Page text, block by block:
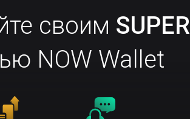
своим SUPER
NOW Wallet